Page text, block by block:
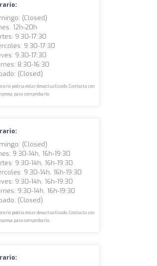
(closed)
12h-20h
9:30-17:30
9:30-17:30
9:30-17:30
8:30-16:30
(closed)
podría estar desactualizado. Contacta con
para comprobarlo.
(closed)
9:30-14h, 16h-19:30
9:30-14h, 16h-19:30
9:30-14h, 16h-19:30
9:30-14h, 16h-19:30
9:30-14h, 16h-19:30
(closed)
podría estar desactualizado. Contacta con
para comprobarlo.